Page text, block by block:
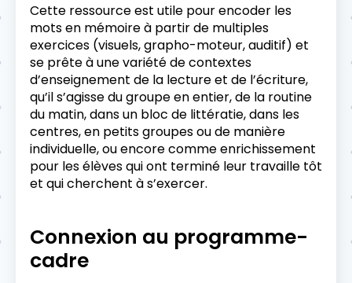
Cette ressource est utile pour encoder les
mots en mémoire à partir de multiples
exercices (visuels, grapho-moteur, auditif) et
se prête à une variété de contextes
d’enseignement de la lecture et de l’écriture,
qu’il s’agisse du groupe en entier, de la routine
du matin, dans un bloc de littératie, dans les
centres, en petits groupes ou de manière
individuelle, ou encore comme enrichissement
pour les élèves qui ont terminé leur travaille tôt
et qui cherchent à s’exercer.
Connexion au programme-
cadre